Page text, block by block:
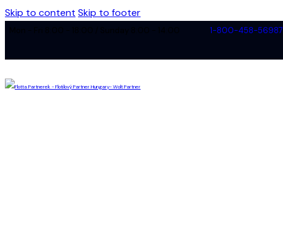
Skip to content Skip to footer
1-800-458-56987